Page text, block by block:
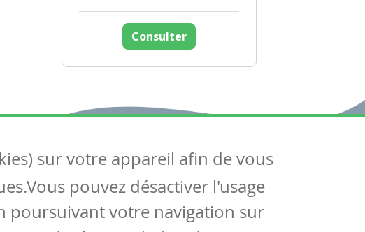
Consulter
Suivez-nous
Contactez-nous
Soutien scolaire
sur votre appareil afin de vous
pouvez désactiver l'usage
poursuivant votre navigation sur